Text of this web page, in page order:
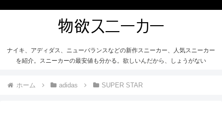
ナイキ、アディダス、ニューバランスなどの新作スニーカー、人気スニーカー
を紹介。スニーカーの最安値も分かる。欲しいんだから、しょうがない
ホーム adidas SUPER STAR